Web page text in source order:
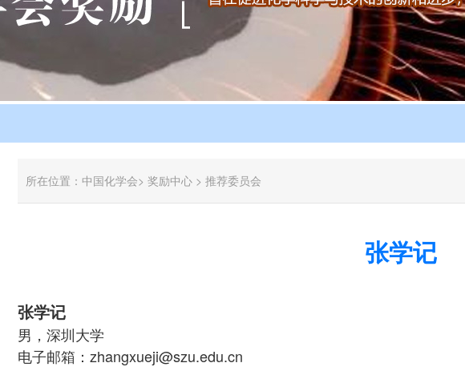
所在位置： 中国化学会> 奖励中心 > 推荐委员会
张学记
张学记
男，深圳大学
电子邮箱：zhangxueji@szu.edu.cn